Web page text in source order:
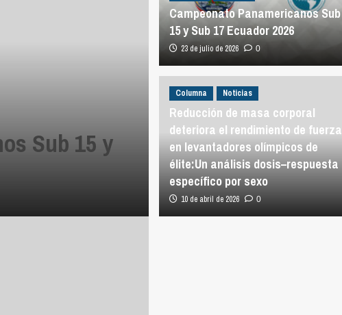
Sub 15 y
Campeonato Panamericanos Sub
15 y Sub 17 Ecuador 2026
23 de julio de 2026 0
Columna Noticias
Reducción de masa corporal
deteriora el rendimiento de fuerza
en levantadores olímpicos de
élite:Un análisis dosis–respuesta
específico por sexo
10 de abril de 2026 0